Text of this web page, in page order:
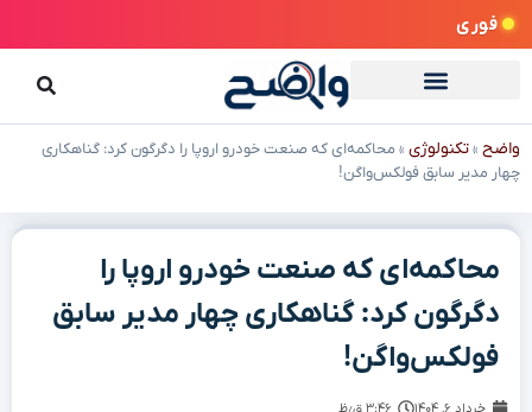
فوری
واضح »تکنولوژی » محاکمه‌ای که صنعت خودرو اروپا را دگرگون کرد: گناهکاری
چهار مدیر سابق فولکس‌واگن!
محاکمه‌ای که صنعت خودرو اروپا را
دگرگون کرد: گناهکاری چهار مدیر سابق
فولکس‌واگن!
خرداد ۶, ۱۴۰۴ ۳:۴۶ ق٫ظ